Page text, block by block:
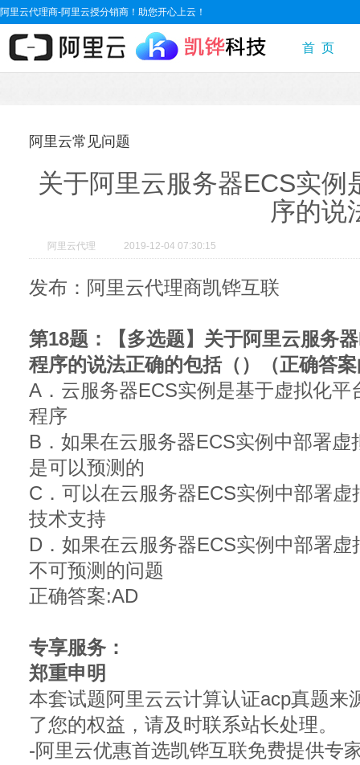
阿里云代理商-阿里云授分销商！助您开心上云！
首 页
阿里云常见问题
关于阿里云服务器ECS实例
序的说
阿里云代理 2019-12-04 07:30:15
发布：阿里云代理商凯铧互联
第18题：【多选题】关于阿里云服务
程序的说法正确的包括（）（正确答
A．云服务器ECS实例是基于虚拟化
程序
B．如果在云服务器ECS实例中部署
是可以预测的
C．可以在云服务器ECS实例中部署
技术支持
D．如果在云服务器ECS实例中部署
不可预测的问题
正确答案:AD
专享服务：
郑重申明
本套试题阿里云云计算认证acp真题来
了您的权益，请及时联系站长处理。
-阿里云优惠首选凯铧互联免费提供专